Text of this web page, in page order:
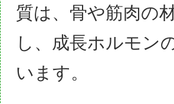
質は、骨や筋肉の
し、成長ホルモン
います。